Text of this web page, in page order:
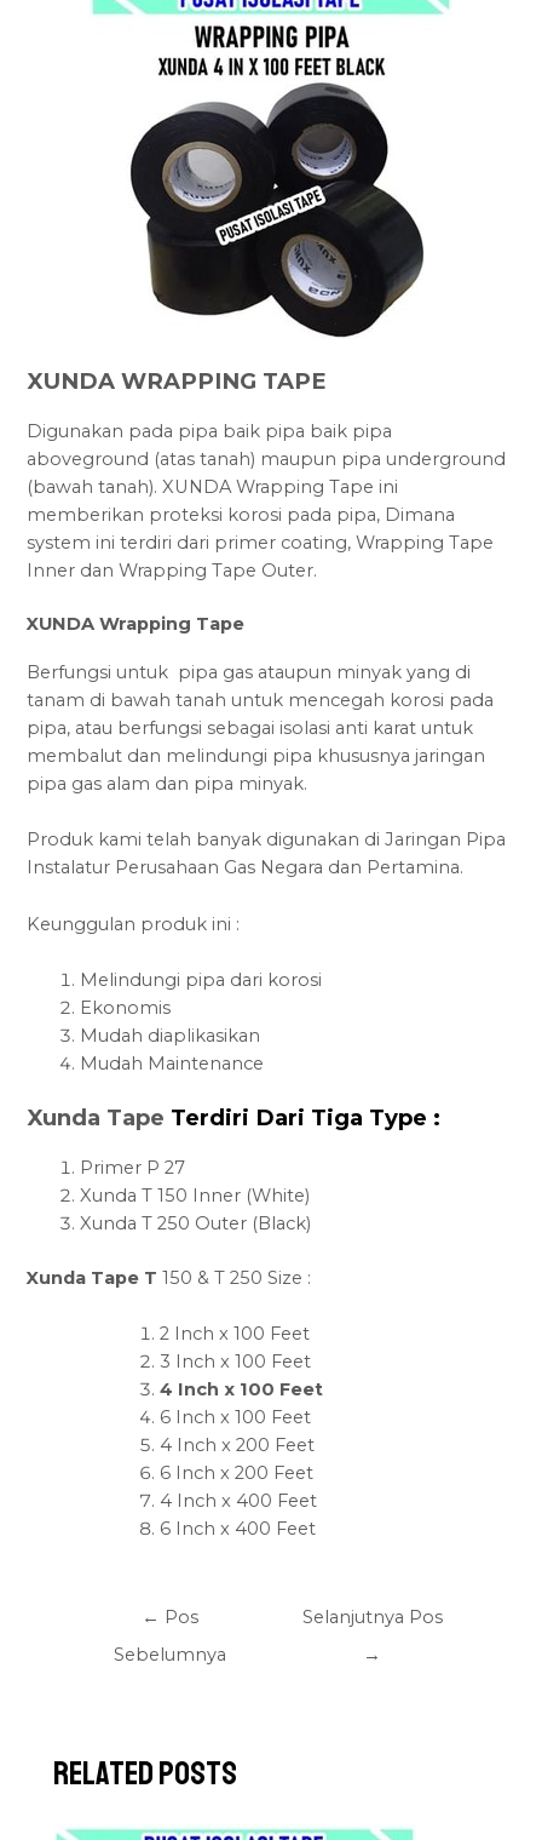
XUNDA WRAPPING TAPE
Digunakan pada pipa baik pipa baik pipa
aboveground (atas tanah) maupun pipa underground
(bawah tanah). XUNDA Wrapping Tape ini
memberikan proteksi korosi pada pipa, Dimana
system ini terdiri dari primer coating, Wrapping Tape
Inner dan Wrapping Tape Outer.
XUNDA Wrapping Tape
Berfungsi untuk pipa gas ataupun minyak yang di
tanam di bawah tanah untuk mencegah korosi pada
pipa, atau berfungsi sebagai isolasi anti karat untuk
membalut dan melindungi pipa khususnya jaringan
pipa gas alam dan pipa minyak.
Produk kami telah banyak digunakan di Jaringan Pipa
Instalatur Perusahaan Gas Negara dan Pertamina.
Keunggulan produk ini :
Melindungi pipa dari korosi
Ekonomis
Mudah diaplikasikan
Mudah Maintenance
Xunda Tape Terdiri Dari Tiga Type :
Primer P 27
Xunda T 150 Inner (White)
Xunda T 250 Outer (Black)
Xunda Tape T 150 & T 250 Size :
2 Inch x 100 Feet
3 Inch x 100 Feet
4 Inch x 100 Feet
6 Inch x 100 Feet
4 Inch x 200 Feet
6 Inch x 200 Feet
4 Inch x 400 Feet
6 Inch x 400 Feet
← Pos
Sebelumnya
Selanjutnya Pos
→
Related Posts